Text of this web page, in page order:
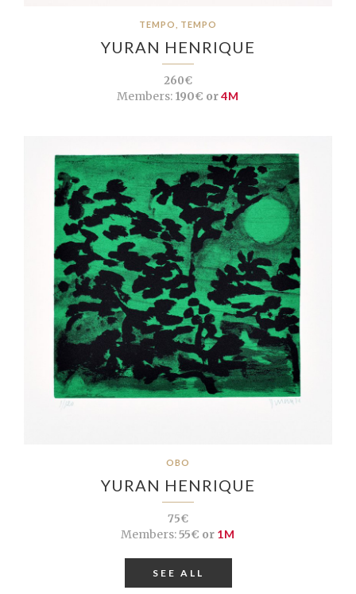
TEMPO, TEMPO
YURAN HENRIQUE
260€
Members: 190€ or4M
OBO
YURAN HENRIQUE
75€
Members:55€ or 1M
SEE ALL